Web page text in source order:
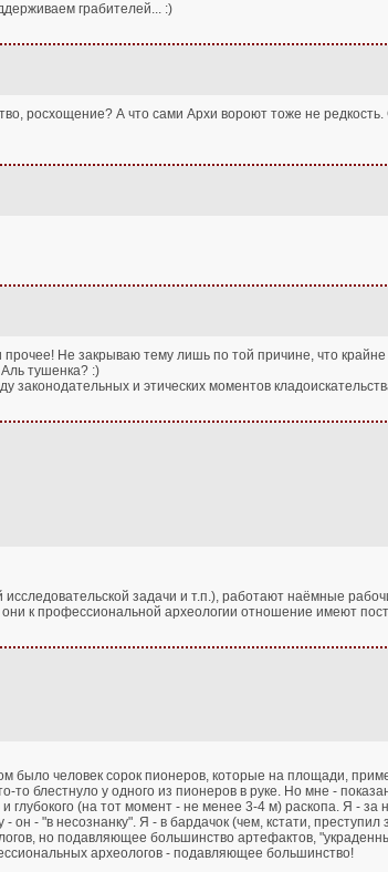
грабителей... :)
росхощение? А что сами Архи вороют тоже не
Не закрываю тему лишь по той причине, что
тушенка? :)
и этических моментов
задачи и т.п.), работают наёмные
к профессиональной археологии отношение имеют
было человек сорок пионеров, которые на площади,
блестнуло у одного из пионеров в руке. Но мне -
(на тот момент - не менее 3-4 м) раскопа. Я - за
он - "в несознанку". Я - в бардачок (чем, кстати,
но подавляющее большинство артефактов,
археологов - подавляющее большинство!